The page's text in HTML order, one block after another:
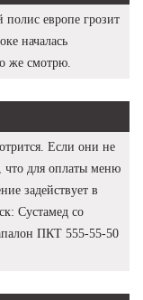
европе грозит
началась
же смотрю.
Если они не
что для оплаты меню
задействует в
Сустамед со
ПКТ 555-55-50